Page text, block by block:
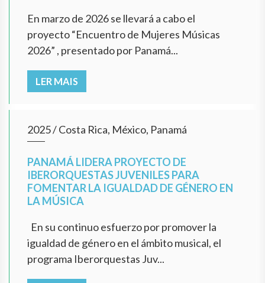
En marzo de 2026 se llevará a cabo el
proyecto “Encuentro de Mujeres Músicas
2026” , presentado por Panamá...
LER MAIS
2025/Costa Rica, México, Panamá
PANAMÁ LIDERA PROYECTO DE
IBERORQUESTAS JUVENILES PARA
FOMENTAR LA IGUALDAD DE GÉNERO EN
LA MÚSICA
En su continuo esfuerzo por promover la
igualdad de género en el ámbito musical, el
programa Iberorquestas Juv...